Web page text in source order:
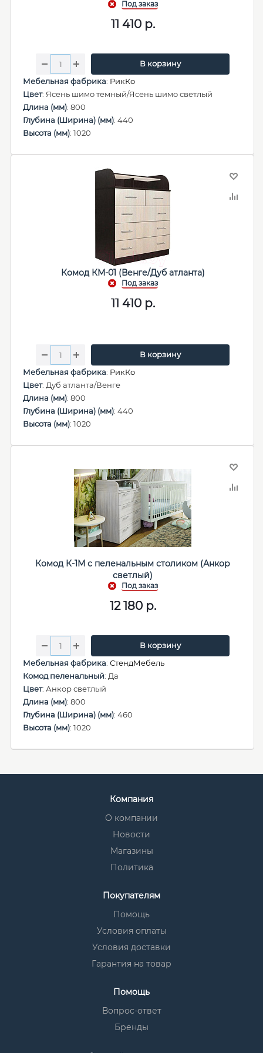
11 410р.
В корзину
Мебельная фабрика: РикКо
Цвет: Ясень шимо темный/Ясень шимо светлый
Длина (мм): 800
Глубина (Ширина) (мм): 440
Высота (мм): 1020
Комод КМ-01 (Венге/Дуб атланта)
11 410р.
В корзину
Мебельная фабрика: РикКо
Цвет: Дуб атланта/Венге
Длина (мм): 800
Глубина (Ширина) (мм): 440
Высота (мм): 1020
Комод К-1М с пеленальным столиком (Анкор
светлый)
12 180р.
В корзину
Мебельная фабрика: СтендМебель
Комод пеленальный: Да
Цвет: Анкор светлый
Длина (мм): 800
Глубина (Ширина) (мм): 460
Высота (мм): 1020
Компания
О компании
Новости
Магазины
Политика
Покупателям
Помощь
Условия оплаты
Условия доставки
Гарантия на товар
Помощь
Вопрос-ответ
Бренды